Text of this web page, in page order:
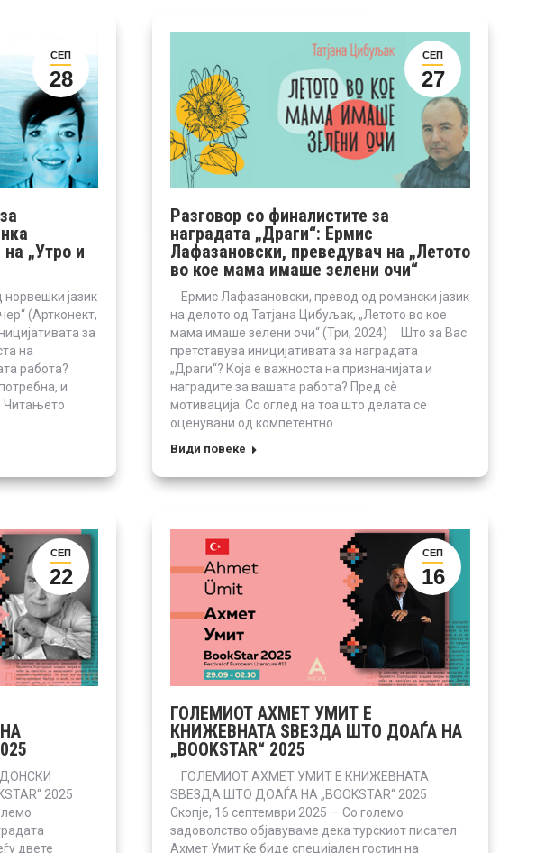
СЕП
28
„Утро и
јазик
(Артконект,
за
на
работа?
и
Читањето
СЕП
27
Разговор со финалистите за
наградата „Драги“: Ермис
Лафазановски, преведувач на „Летото
во кое мама имаше зелени очи“
Ермис Лафазановски, превод од романски јазик
на делото од Татјана Цибуљак, „Летото во кое
мама имаше зелени очи“ (Три, 2024) Што за Вас
претставува иницијативата за наградата
„Драги“? Која е важноста на признанијата и
наградите за вашата работа? Пред сè
мотивација. Со оглед на тоа што делата се
оценувани од компетентно…
Види повеќе
СЕП
22
2025
двете
СЕП
16
ГОЛЕМИОТ АХМЕТ УМИТ Е
КНИЖЕВНАТА ЅВЕЗДА ШТО ДОАЃА НА
„BOOKSTAR“ 2025
ГОЛЕМИОТ АХМЕТ УМИТ Е КНИЖЕВНАТА
ЅВЕЗДА ШТО ДОАЃА НА „BOOKSTAR“ 2025
Скопје, 16 септември 2025 — Со големо
задоволство објавуваме дека турскиот писател
Ахмет Умит ќе биде специјален гостин на